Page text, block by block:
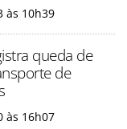
às 10h39
queda de
de
às 16h07